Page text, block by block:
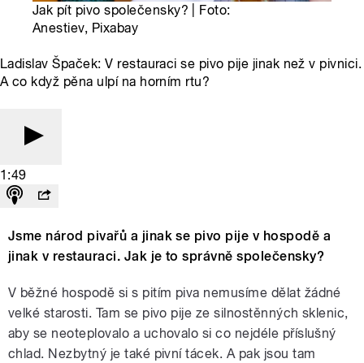
Jak pít pivo společensky? | Foto:
Anestiev, Pixabay
Ladislav Špaček: V restauraci se pivo pije jinak než v pivnici.
A co když pěna ulpí na horním rtu?
1:49
Jsme národ pivařů a jinak se pivo pije v hospodě a
jinak v restauraci. Jak je to správně společensky?
V běžné hospodě si s pitím piva nemusíme dělat žádné
velké starosti. Tam se pivo pije ze silnostěnných sklenic,
aby se neoteplovalo a uchovalo si co nejdéle příslušný
chlad. Nezbytný je také pivní tácek. A pak jsou tam